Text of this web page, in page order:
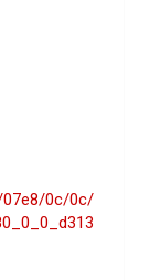
07e8/0c/0c/